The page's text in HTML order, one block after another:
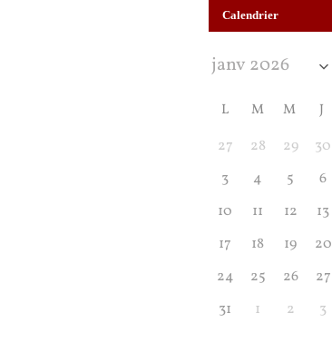
Calendrier
L M M J
27 28 29 30
3
4 5 6
10
11 12 13
17
18 19 20
24
25 26 27
31
1 2 3